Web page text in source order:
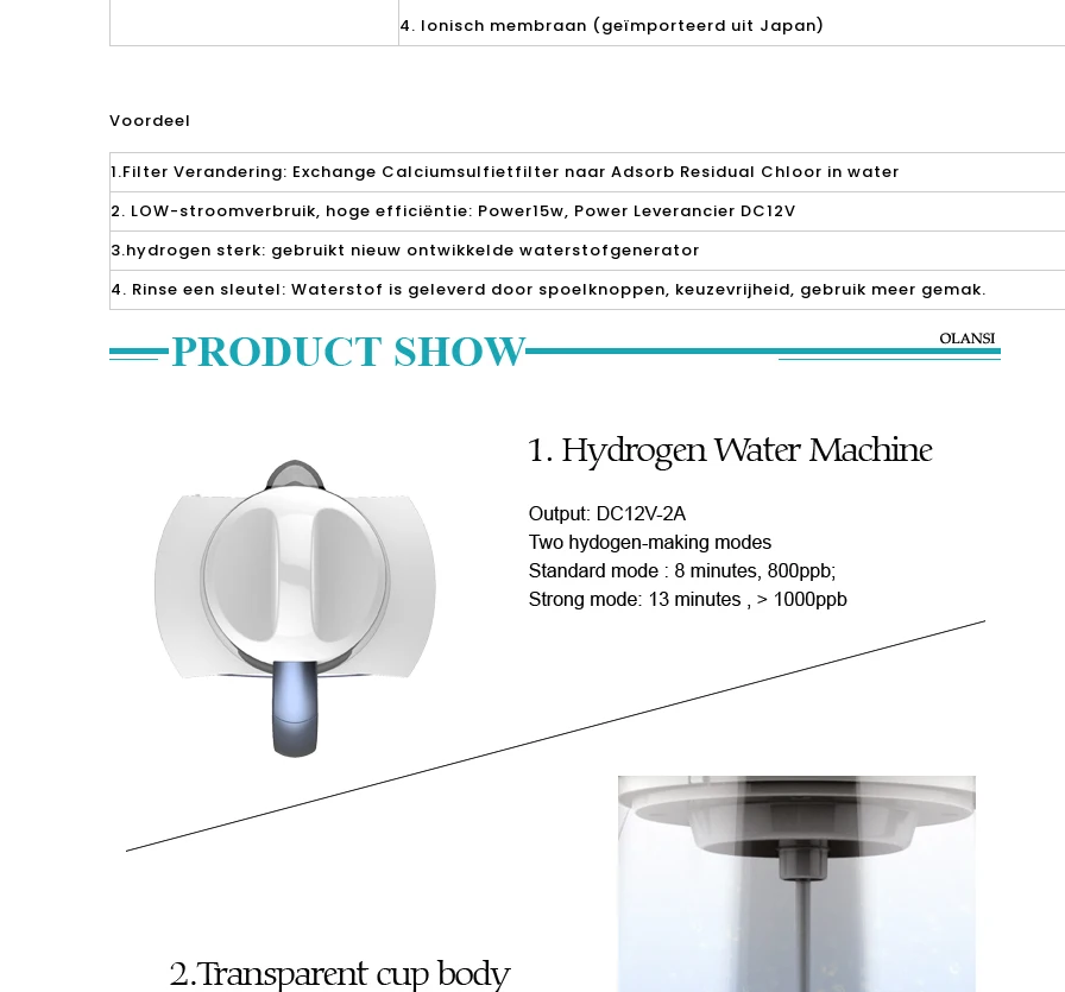
4. Ionisch membraan (geïmporteerd uit Japan)
Voordeel
1.Filter Verandering: Exchange Calciumsulfietfilter naar Adsorb Residual Chloor in water
2. LOW-stroomverbruik, hoge efficiëntie: Power15w, Power Leverancier DC12V
3.hydrogen sterk: gebruikt nieuw ontwikkelde waterstofgenerator
4. Rinse een sleutel: Waterstof is geleverd door spoelknoppen, keuzevrijheid, gebruik meer gemak.